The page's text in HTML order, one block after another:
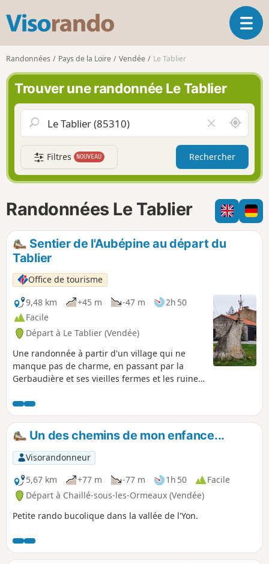
s
o
r
n
d
o
O
u
l
a
i
g
t
i
o
Randonnées Pays de la Loire Vendée Le Tablier
Trouver une randonnée Le Tablier
i
d
e
r
l
e
h
a
m
A
u
t
u
r
d
e
m
Filtres NOUVEAU Rechercher
Randonnées Le Tablier
Sentier de l'Aubépine au départ du
Tablier
Office de tourisme
9,48 km
+45 m -47 m
2h 50
Facile
Départ à Le Tablier (Vendée)
Une randonnée à partir d'un village qui ne
manque pas de charme, en passant par la
Gerbaudière et ses vieilles fermes et les ruines
penchée). La nature n'est pas en reste avec le
passage dans la vallée de l'Yon et des sites
pleins de charmes comme Boutet et le gué à la
Roussière. Quelques mégalithes sont visibles
comme la Pierre qui Vire, et au village du
Tablier, certains murs de maisons sont
construits sur des blocs de granit.
Un des chemins de mon enfance...
Visorandonneur
5,67 km
+77 m -77 m 1h 50
Facile
Départ à Chaillé-sous-les-Ormeaux (Vendée)
Petite rando bucolique dans la vallée de l'Yon.